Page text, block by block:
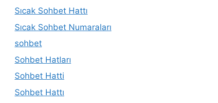
Sıcak Sohbet Hattı
Sıcak Sohbet Numaraları
sohbet
Sohbet Hatları
Sohbet Hatti
Sohbet Hattı